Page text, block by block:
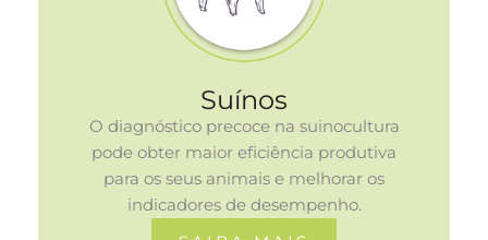
Suínos
O diagnóstico precoce na suinocultura
pode obter maior eficiência produtiva
para os seus animais e melhorar os
indicadores de desempenho.